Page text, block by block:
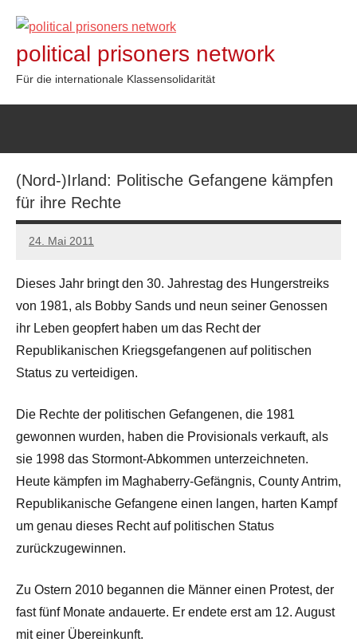
Inhalt
springen
political prisoners network
Für die internationale Klassensolidarität
(Nord-)Irland: Politische Gefangene kämpfen
für ihre Rechte
24. Mai 2011
admin
Dieses Jahr bringt den 30. Jahrestag des Hungerstreiks
von 1981, als Bobby Sands und neun seiner Genossen
ihr Leben geopfert haben um das Recht der
Republikanischen Kriegsgefangenen auf politischen
Status zu verteidigen.
Die Rechte der politischen Gefangenen, die 1981
gewonnen wurden, haben die Provisionals verkauft, als
sie 1998 das Stormont-Abkommen unterzeichneten.
Heute kämpfen im Maghaberry-Gefängnis, County Antrim,
Republikanische Gefangene einen langen, harten Kampf
um genau dieses Recht auf politischen Status
zurückzugewinnen.
Zu Ostern 2010 begannen die Männer einen Protest, der
fast fünf Monate andauerte. Er endete erst am 12. August
mit einer Übereinkunft.